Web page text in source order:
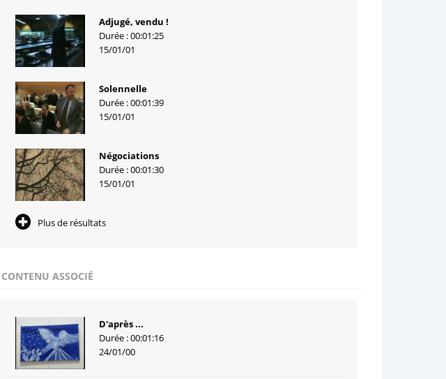
Adjugé, vendu !
Durée : 00:01:25
15/01/01
Solennelle
Durée : 00:01:39
15/01/01
Négociations
Durée : 00:01:30
15/01/01
Plus de résultats
CONTENU ASSOCIÉ
D'après ...
Durée : 00:01:16
24/01/00